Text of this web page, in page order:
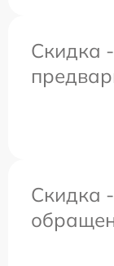
Скидка
Скидка